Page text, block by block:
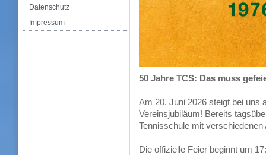
Datenschutz
Impressum
50 Jahre TCS: Das muss
Am 20. Juni 2026 steigt bei uns
Vereinsjubiläum! Bereits
Tennisschule mit
Die offizielle Feier beginnt um